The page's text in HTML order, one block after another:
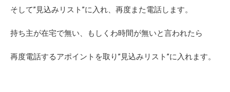
そして”見込みリスト”に入れ、再度また電話します。
持ち主が在宅で無い、もしくわ時間が無いと言われたら
再度電話するアポイントを取り”見込みリスト”に入れます。